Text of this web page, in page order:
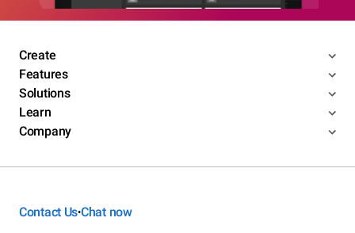
Create
Features
Solutions
Learn
Company
Contact Us•Chat now